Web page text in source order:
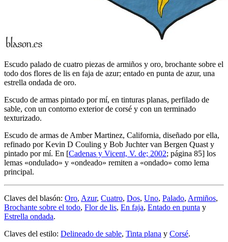
Escudo palado de cuatro piezas de armiños y oro, brochante sobre el
todo dos flores de lis en faja de azur; entado en punta de azur, una
estrella ondada de oro.
Escudo de armas pintado por mí, en tinturas planas, perfilado de
sable, con un contorno exterior de corsé y con un terminado
texturizado.
Escudo de armas de Amber Martinez, California, diseñado por ella,
refinado por Kevin D Couling y Bob Juchter van Bergen Quast y
pintado por mí. En [Cadenas y Vicent, V. de; 2002; página 85] los
lemas «ondulado» y «ondeado» remiten a «ondado» como lema
principal.
Claves del blasón: Oro, Azur, Cuatro, Dos, Uno, Palado, Armiños,
Brochante sobre el todo, Flor de lis, En faja, Entado en punta y
Estrella ondada.
Claves del estilo: Delineado de sable, Tinta plana y Corsé.